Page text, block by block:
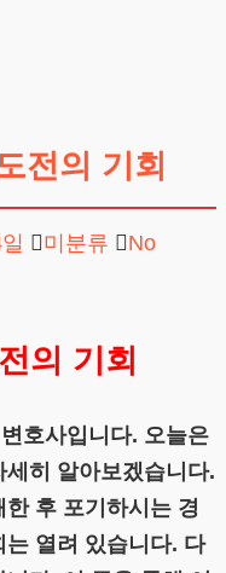
전의 기회
미분류
No
의 기회
호사입니다. 오늘은
히 알아보겠습니다.
후 포기하시는 경
열려 있습니다. 다